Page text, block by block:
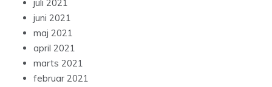
juli 2021
juni 2021
maj 2021
april 2021
marts 2021
februar 2021